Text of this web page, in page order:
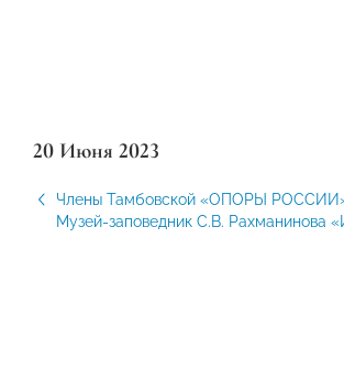
20 Июня 2023
Члены Тамбовской «ОПОРЫ
Музей-заповедник С.В. Рахманинова